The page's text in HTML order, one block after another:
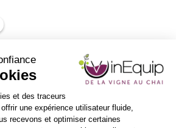
INSCRIPTIONNEWSLETTER